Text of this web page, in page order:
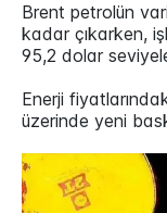
Brent petrolün
kadar çıkarken,
95,2 dolar
Enerji
üzerinde yeni